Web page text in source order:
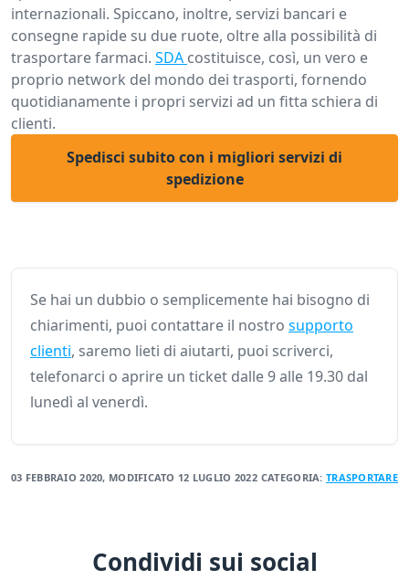
internazionali. Spiccano, inoltre, servizi bancari e
consegne rapide su due ruote, oltre alla possibilità di
trasportare farmaci. SDA costituisce, così, un vero e
proprio network del mondo dei trasporti, fornendo
quotidianamente i propri servizi ad un fitta schiera di
clienti.
Spedisci subito con i migliori servizi di
spedizione
Se hai un dubbio o semplicemente hai bisogno di
chiarimenti, puoi contattare il nostro supporto
clienti, saremo lieti di aiutarti, puoi scriverci,
telefonarci o aprire un ticket dalle 9 alle 19.30 dal
lunedì al venerdì.
03 FEBBRAIO 2020, MODIFICATO 12 LUGLIO 2022 CATEGORIA: TRASPORTARE
Condividi sui social